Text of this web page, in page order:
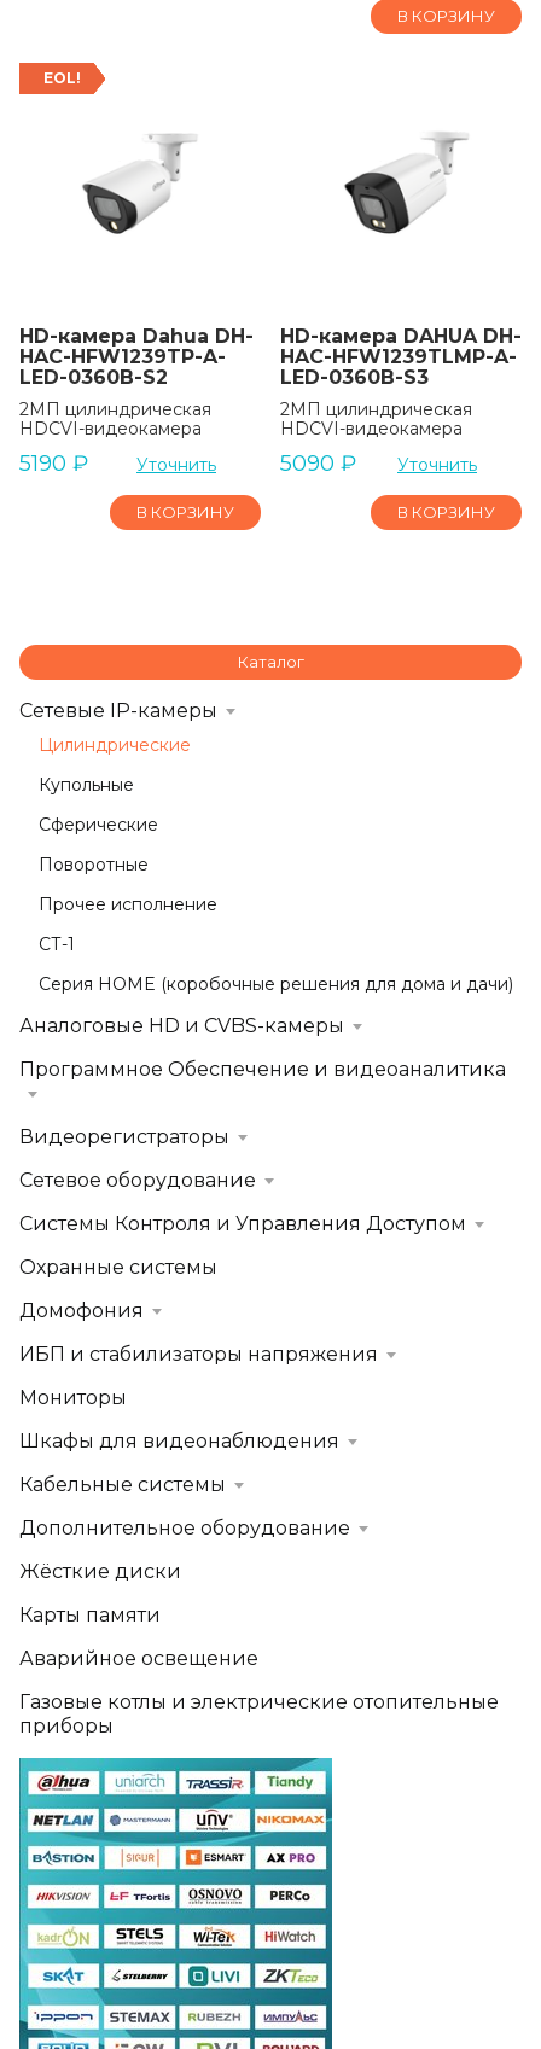
В КОРЗИНУ
EOL!
HD-камера Dahua DH-
HAC-HFW1239TP-A-
LED-0360B-S2
2МП цилиндрическая
HDCVI-видеокамера
5190 ₽ Уточнить
В КОРЗИНУ
HD-камера DAHUA DH-
HAC-HFW1239TLMP-A-
LED-0360B-S3
2МП цилиндрическая
HDCVI-видеокамера
5090 ₽ Уточнить
В КОРЗИНУ
Каталог
Сетевые IP-камеры
Цилиндрические
Купольные
Сферические
Поворотные
Прочее исполнение
СТ-1
Серия HOME (коробочные решения для дома и дачи)
Аналоговые HD и CVBS-камеры
Программное Обеспечение и видеоаналитика
Видеорегистраторы
Сетевое оборудование
Системы Контроля и Управления Доступом
Охранные системы
Домофония
ИБП и стабилизаторы напряжения
Мониторы
Шкафы для видеонаблюдения
Кабельные системы
Дополнительное оборудование
Жёсткие диски
Карты памяти
Аварийное освещение
Газовые котлы и электрические отопительные
приборы